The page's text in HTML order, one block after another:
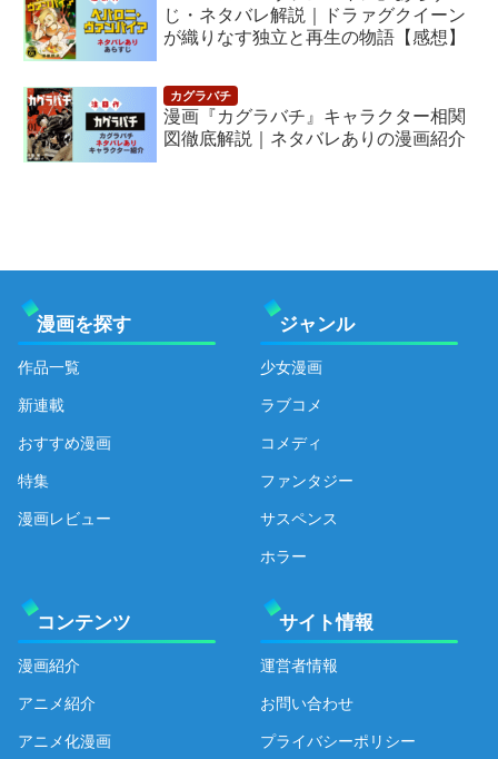
じ・ネタバレ解説｜ドラァグクイーン
が織りなす独立と再生の物語【感想】
漫画『カグラバチ』キャラクター相関
図徹底解説｜ネタバレありの漫画紹介
漫画を探す
作品一覧
新連載
おすすめ漫画
特集
漫画レビュー
ジャンル
少女漫画
ラブコメ
コメディ
ファンタジー
サスペンス
ホラー
コンテンツ
漫画紹介
アニメ紹介
アニメ化漫画
サイト情報
運営者情報
お問い合わせ
プライバシーポリシー